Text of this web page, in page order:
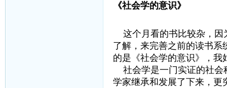
《社会学的意识
这个月看的书比较杂，
了解，来完善之前的读书系
的是《社会学的意识》，我
社会学是一门实证的社会
学家继承和发展了下来，更